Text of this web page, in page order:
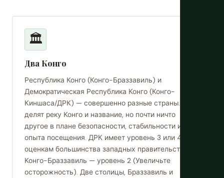
🏛️
Два Конго
Республика Конго (Конго-Браззавиль) и
Демократическая Республика Конго (Конго-
Киншаса/ДРК) — совершенно разные страны. Они
делят реку Конго и название, но почти ничто
другое в плане безопасности, стабильности или
опыта посещения. ДРК имеет уровень 3 или 4 по
оценкам большинства западных правительств.
Конго-Браззавиль — уровень 2 (Увеличьте
осторожность). Две столицы, Браззавиль и